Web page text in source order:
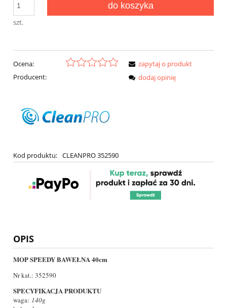
szt.
do koszyka
Ocena:
Producent:
Kod produktu: CLEANPRO 352590
zapytaj o produkt
dodaj opinię
OPIS
MOP SPEEDY BAWEŁNA 40cm
Nr kat.: 352590
SPECYFIKACJA PRODUKTU
waga: 140g